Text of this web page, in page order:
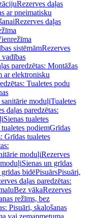
Rezerves daļas
ar pneimatisku
Rezerves daļas
sistēmāmRezerves
vadības
paredzētas: Montāžas
ar elektronisku
Tualetes podu
moduļiTualetes
daļas paredzētas:
Sienas tualetes
podiemGrīdas
Grīdas tualetes
moduļiRezerves
Sienas un grīdas
grīdas bidēPisuārsPisuāri,
daļas paredzētas:
Bez vākaRezerves
režīms, bez
Pisuāri, skalošanas
vai zemapmetuma